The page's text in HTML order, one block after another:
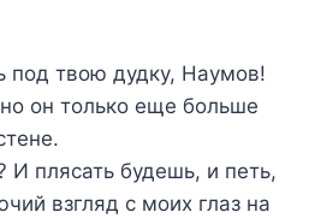
под твою дудку, Наумов!
он только еще больше
плясать будешь, и петь,
взгляд с моих глаз на